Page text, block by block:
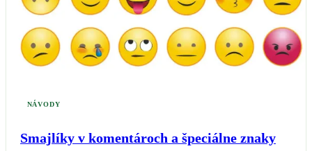
NÁVODY
Smajlíky v komentároch a špeciálne znaky